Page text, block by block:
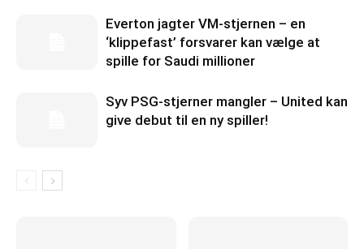
Everton jagter VM-stjernen – en
‘klippefast’ forsvarer kan vælge at
spille for Saudi millioner
Syv PSG-stjerner mangler – United kan
give debut til en ny spiller!